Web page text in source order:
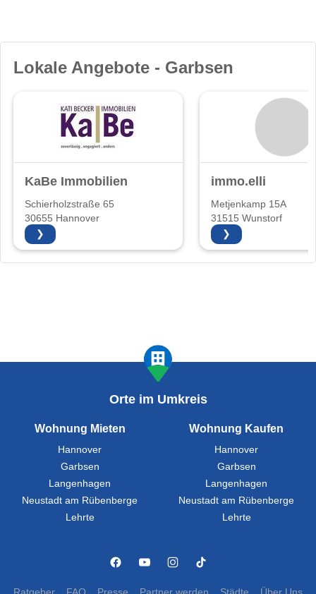
Lokale Angebote - Garbsen
KaBe Immobilien
Schierholzstraße 65
30655 Hannover
❯
immo.elli
Metjenkamp 15A
31515 Wunstorf
❯
Orte im Umkreis
Wohnung Mieten
Hannover
Garbsen
Langenhagen
Neustadt am Rübenberge
Lehrte
Wohnung Kaufen
Hannover
Garbsen
Langenhagen
Neustadt am Rübenberge
Lehrte